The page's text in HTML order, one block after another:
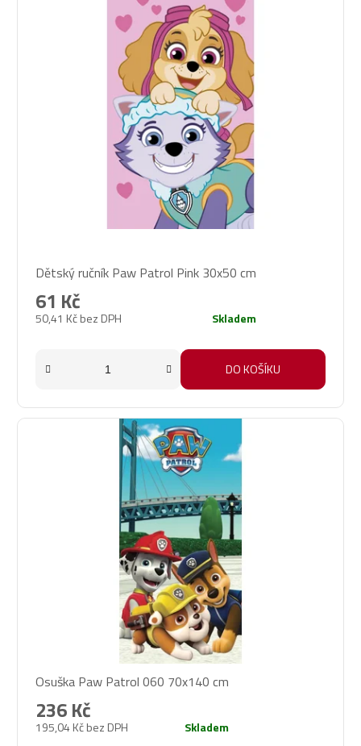
hodnocení
produktu
je
Dětský ručník Paw Patrol Pink 30x50 cm
50,41 Kč bez DPH
61 Kč
Skladem
DO KOŠÍKU
Osuška Paw Patrol 060 70x140 cm
195,04 Kč bez DPH
236 Kč
Skladem